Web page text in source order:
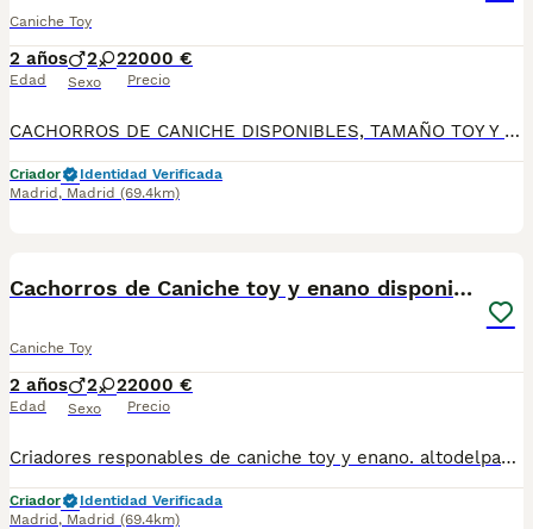
Caniche Toy
2 años
Edad
2 2
Sexo
2000 €
Precio
CACHORROS DE CANICHE DISPONIBLES, TAMAÑO TOY Y ENANO altodelpago.es tlf 679 67 30 10 instagram @altodelpago Centro profesional legal y autorizado, visitanos cualquier dia del año. Entregamos a nuestros ejemplares vacunados desparasitados con toda su documentación contrato de compravena garantía Pedimos seriedad. Contactar por llamada teléfonica para así darle una información más cercana y personal.
Criador
Identidad Verificada
Madrid , Madrid (69.4km)
Cachorros de Caniche toy y enano disponibles
Caniche Toy
2 años
Edad
2 2
Sexo
2000 €
Precio
Criadores responables de caniche toy y enano. altodelpago.es @altodelpago tlf 679 67 30 10 Contacta con nosotros para obtener una información más detallada y saber disponibilidad de nuestros ejemplares. pedimos seriedad
Criador
Identidad Verificada
Madrid , Madrid (69.4km)